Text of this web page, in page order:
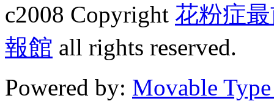
c2008 Copyright 花粉症
報館 all rights reserved.
Powered by: Movable